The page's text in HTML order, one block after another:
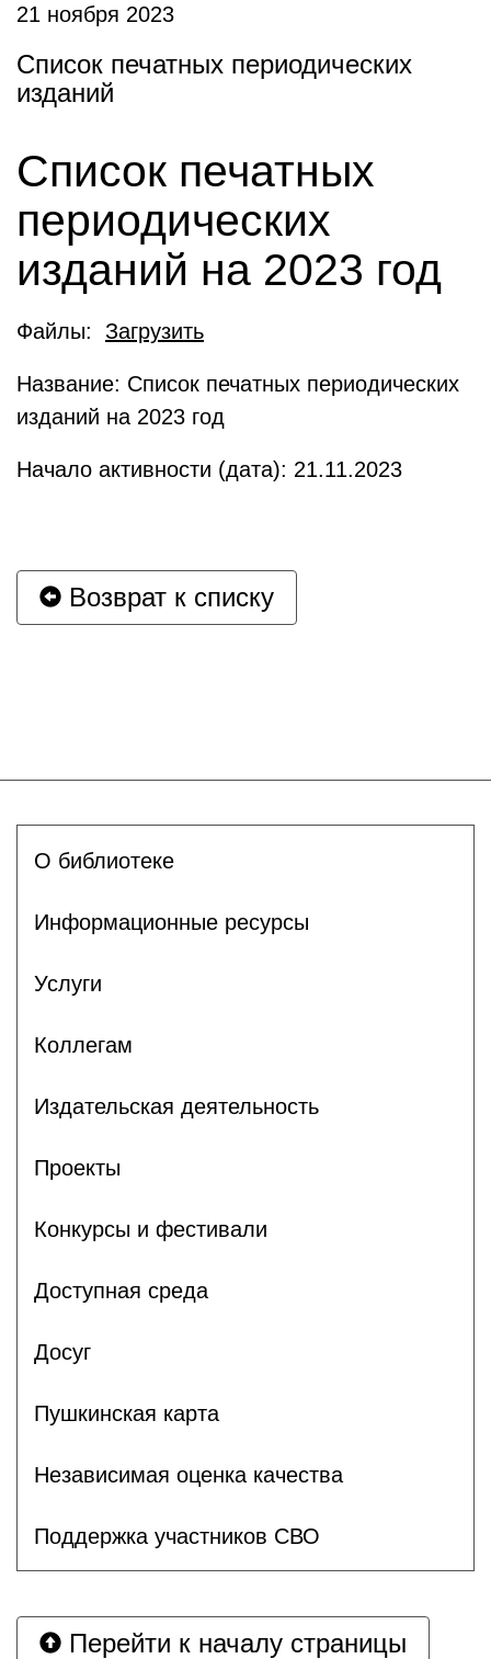
21 ноября 2023
Список печатных периодических
изданий
Список печатных
периодических
изданий на 2023 год
Файлы: Загрузить
Название: Список печатных периодических
изданий на 2023 год
Начало активности (дата): 21.11.2023
Возврат к списку
О библиотеке
Информационные ресурсы
Услуги
Коллегам
Издательская деятельность
Проекты
Конкурсы и фестивали
Доступная среда
Досуг
Пушкинская карта
Независимая оценка качества
Поддержка участников СВО
Перейти к началу страницы